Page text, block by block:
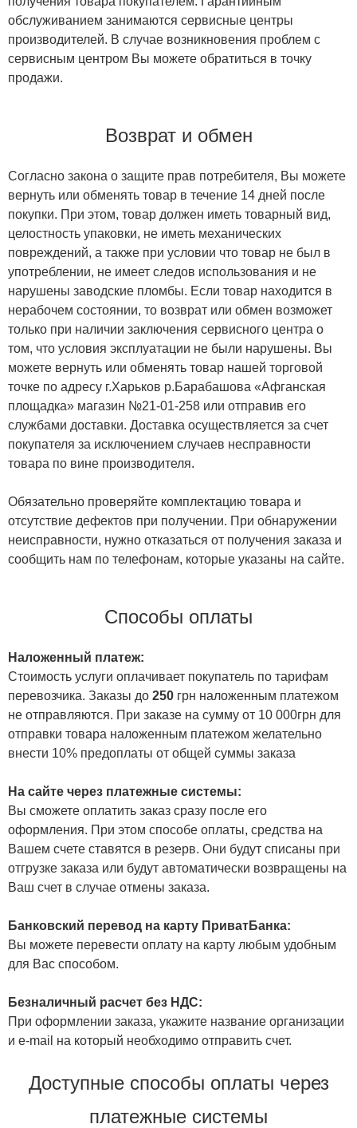
обслуживанием занимаются сервисные центры
производителей. В случае возникновения проблем с
сервисным центром Вы можете обратиться в точку
продажи.
Возврат и обмен
Согласно закона о защите прав потребителя, Вы можете
вернуть или обменять товар в течение 14 дней после
покупки. При этом, товар должен иметь товарный вид,
целостность упаковки, не иметь механических
повреждений, а также при условии что товар не был в
употреблении, не имеет следов использования и не
нарушены заводские пломбы. Если товар находится в
нерабочем состоянии, то возврат или обмен возможет
только при наличии заключения сервисного центра о
том, что условия эксплуатации не были нарушены. Вы
можете вернуть или обменять товар нашей торговой
точке по адресу г.Харьков р.Барабашова «Афганская
площадка» магазин №21-01-258 или отправив его
службами доставки. Доставка осуществляется за счет
покупателя за исключением случаев несправности
товара по вине производителя.
Обязательно проверяйте комплектацию товара и
отсутствие дефектов при получении. При обнаружении
неисправности, нужно отказаться от получения заказа и
сообщить нам по телефонам, которые указаны на сайте.
Способы оплаты
Наложенный платеж:
Стоимость услуги оплачивает покупатель по тарифам
перевозчика. Заказы до 250 грн наложенным платежом
не отправляются. При заказе на сумму от 10 000грн для
отправки товара наложенным платежом желательно
внести 10% предоплаты от общей суммы заказа
На сайте через платежные системы:
Вы сможете оплатить заказ сразу после его
оформления. При этом способе оплаты, средства на
Вашем счете ставятся в резерв. Они будут списаны при
отгрузке заказа или будут автоматически возвращены на
Ваш счет в случае отмены заказа.
Банковский перевод на карту ПриватБанка:
Вы можете перевести оплату на карту любым удобным
для Вас способом.
Безналичный расчет без НДС:
При оформлении заказа, укажите название организации
и e-mail на который необходимо отправить счет.
Доступные способы оплаты через
платежные системы